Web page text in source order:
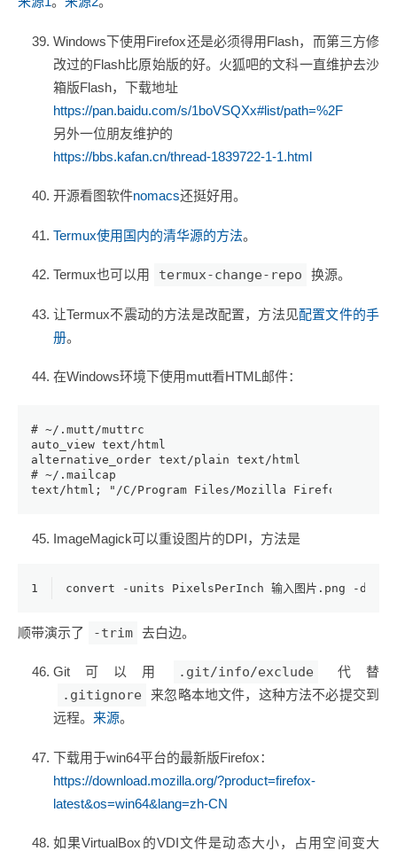
Windows下使用Firefox还是必须得用Flash，而第三方修
改过的Flash比原始版的好。火狐吧的文科一直维护去沙
箱版Flash，下载地址
https://pan.baidu.com/s/1boVSQXx#list/path=%2F
另外一位朋友维护的
https://bbs.kafan.cn/thread-1839722-1-1.html
开源看图软件nomacs还挺好用。
Termux使用国内的清华源的方法。
Termux也可以用 termux-change-repo 换源。
让Termux不震动的方法是改配置，方法见配置文件的手
册。
在Windows环境下使用mutt看HTML邮件：
# ~/.mutt/muttrc
auto_view text/html
alternative_order text/plain text/html
# ~/.mailcap
text/html; "/C/Program Files/Mozilla Firefox/firefox"
ImageMagick可以重设图片的DPI，方法是
1 convert -units PixelsPerInch 输入图片.png -
顺带演示了 -trim 去白边。
Git可以用 .git/info/exclude 代替
.gitignore
来忽略本地文件，这种方法不必提交到
远程。 来源。
下载用于win64平台的最新版Firefox：
https://download.mozilla.org/?product=firefox-
latest&os=win64&lang=zh-CN
如果VirtualBox的VDI文件是动态大小，占用空间变大